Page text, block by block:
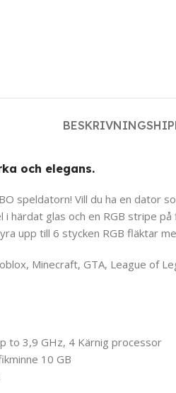
BESKRIVNING
och elegans.
speldatorn! Vill du ha en dator
härdat glas och en RGB stripe
upp till 6 stycken RGB fläktar
Minecraft, GTA, League
to 3,9 GHz, 4 Kärnig processor
10 GB